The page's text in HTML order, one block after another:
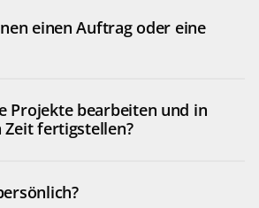
einen Auftrag oder eine
Projekte bearbeiten und in
fertigstellen?